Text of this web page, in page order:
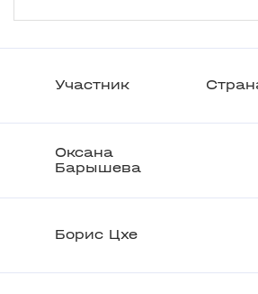
Участник
Оксана
Барышева
Борис Цхе